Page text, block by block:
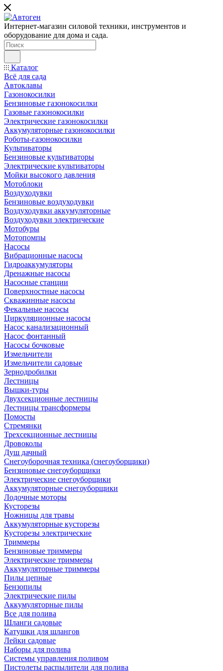
Интернет-магазин силовой техники, инструментов и
оборудование для дома и сада.
Каталог
Всё для сада
Автоклавы
Газонокосилки
Бензиновые газонокосилки
Газовые газонокосилки
Электрические газонокосилки
Аккумуляторные газонокосилки
Роботы-газонокосилки
Культиваторы
Бензиновые культиваторы
Электрические культиваторы
Мойки высокого давления
Мотоблоки
Воздуходувки
Бензиновые воздуходувки
Воздуходувки аккумуляторные
Воздуходувки электрические
Мотобуры
Мотопомпы
Насосы
Вибрационные насосы
Гидроаккумуляторы
Дренажные насосы
Насосные станции
Поверхностные насосы
Скважинные насосы
Фекальные насосы
Циркуляционные насосы
Насос канализационный
Насос фонтанный
Насосы бочковые
Измельчители
Измельчители садовые
Зернодробилки
Лестницы
Вышки-туры
Двухсекционные лестницы
Лестницы трансформеры
Помосты
Стремянки
Трехсекционные лестницы
Дровоколы
Душ дачный
Снегоуборочная техника (снегоуборщики)
Бензиновые снегоуборщики
Электрические снегоуборщики
Аккумуляторные снегоуборщики
Лодочные моторы
Кусторезы
Ножницы для травы
Аккумуляторные кусторезы
Кусторезы электрические
Триммеры
Бензиновые триммеры
Электрические триммеры
Аккумуляторные триммеры
Пилы цепные
Бензопилы
Электрические пилы
Аккумуляторные пилы
Все для полива
Шланги садовые
Катушки для шлангов
Лейки садовые
Наборы для полива
Системы управления поливом
Пистолеты распылители для полива